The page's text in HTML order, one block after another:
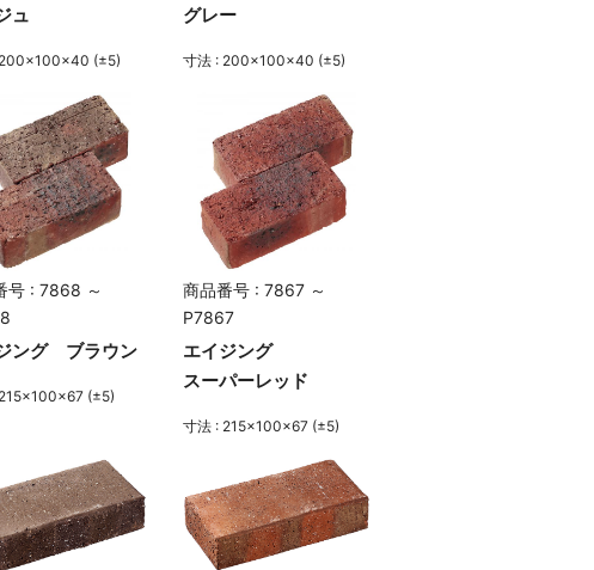
ュ
(±5)
グレー
寸法 : 200×100×40 (±5)
号 : 7868 ～
ング ブラウン
(±5)
商品番号 : 7867 ～
P7867
エイジング
スーパーレッド
寸法 : 215×100×67 (±5)